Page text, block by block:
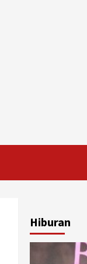
Hiburan